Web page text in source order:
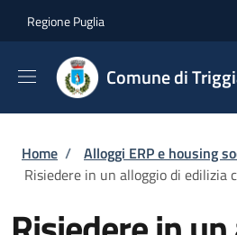
Regione Puglia
Comune di
Briciole di pane
Home / Alloggi ERP e housing
Risiedere in un alloggio di edilizia